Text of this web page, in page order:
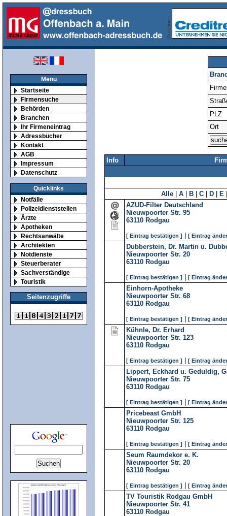
Menu
Startseite
Firmensuche
Behörden
Branchen
Ihr Firmeneintrag
Adressbücher
Kontakt
AGB
Impressum
Datenschutz
Quicklinks
Notfälle
Polizeidienststellen
Ärzte
Apotheken
Rechtsanwälte
Architekten
Notdienste
Steuerberater
Sachverständige
Touristik
Seitenzugriffe
PLZ
Ort
Info
Alle A B C D E
AZUD-Filter Deutschland
Nieuwpoorter Str. 95
63110 Rodgau
[ Eintrag bestätigen ] [ Eintrag
Dubberstein, Dr. Martin u.
Nieuwpoorter Str. 20
63110 Rodgau
[ Eintrag bestätigen ] [ Eintrag
Einhorn-Apotheke
Nieuwpoorter Str. 68
63110 Rodgau
[ Eintrag bestätigen ] [ Eintrag
Kühnle, Dr. Erhard
Nieuwpoorter Str. 123
63110 Rodgau
[ Eintrag bestätigen ] [ Eintrag
Lippert, Eckhard u. Geduldig,
Nieuwpoorter Str. 75
63110 Rodgau
[ Eintrag bestätigen ] [ Eintrag
Pricebeast GmbH
Nieuwpoorter Str. 125
63110 Rodgau
[ Eintrag bestätigen ] [ Eintrag
Seum Raumdekor e. K.
Nieuwpoorter Str. 20
63110 Rodgau
[ Eintrag bestätigen ] [ Eintrag
TV Touristik Rodgau GmbH
Nieuwpoorter Str. 41
63110 Rodgau